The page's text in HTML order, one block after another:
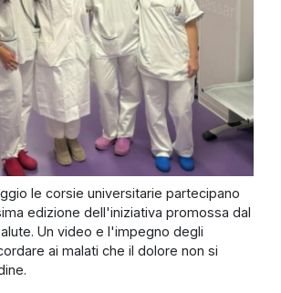
le corsie universitarie partecipano
edizione dell'iniziativa promossa dal
Un video e l'impegno degli
ai malati che il dolore non si